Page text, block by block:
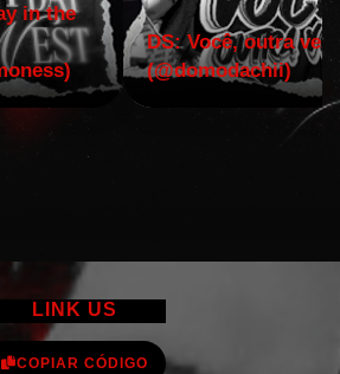
in the
DS: Você, outra vez!
(@domodachii)
LINK US
COPIAR CÓDIGO